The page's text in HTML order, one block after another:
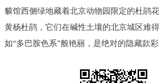
貘馆西侧绿地藏着北京动物园限定的杜鹃
黄杨杜鹃，它们在碱性土壤的北京城区难
如“多巴胺色系”般艳丽，是绝对的隐藏款彩